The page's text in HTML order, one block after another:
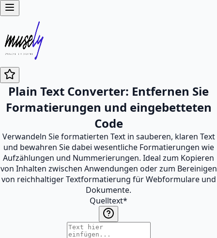
Plain Text Converter: Entfernen Sie
Formatierungen und eingebetteten
Code
Verwandeln Sie formatierten Text in sauberen, klaren Text
und bewahren Sie dabei wesentliche Formatierungen wie
Aufzählungen und Nummerierungen. Ideal zum Kopieren
von Inhalten zwischen Anwendungen oder zum Bereinigen
von reichhaltiger Textformatierung für Webformulare und
Dokumente.
Quelltext*